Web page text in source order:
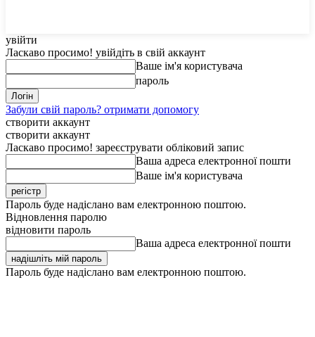
увійти
Ласкаво просимо! увійдіть в свій аккаунт
Ваше ім'я користувача
пароль
Забули свій пароль? отримати допомогу
створити аккаунт
створити аккаунт
Ласкаво просимо! зареєструвати обліковий запис
Ваша адреса електронної пошти
Ваше ім'я користувача
Пароль буде надіслано вам електронною поштою.
Відновлення паролю
відновити пароль
Ваша адреса електронної пошти
Пароль буде надіслано вам електронною поштою.